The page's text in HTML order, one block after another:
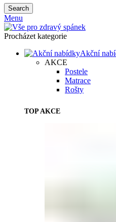
Search
Menu
Procházet kategorie
Akční
AKCE
Postele
Matrace
Rošty
TOP AKCE